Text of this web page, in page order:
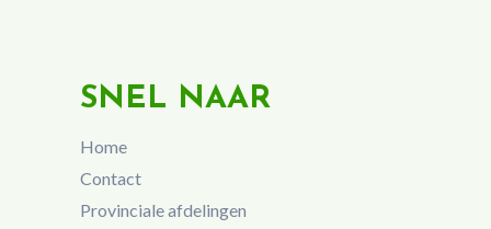
SNEL NAAR
Home
Contact
Provinciale afdelingen